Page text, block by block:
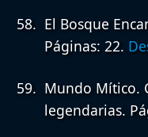
El Bosque
Páginas: 22.
Mundo Mítico.
legendarias.